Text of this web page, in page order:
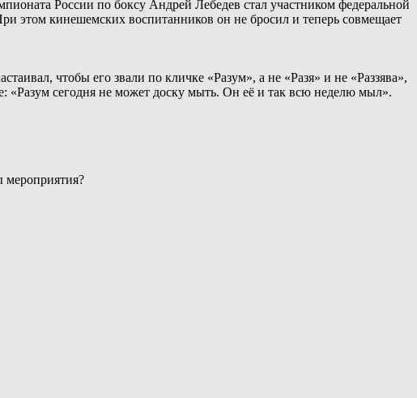
России по боксу Андрей Лебедев стал участником федеральной
этом кинешемских воспитанников он не бросил и теперь совмещает
чтобы его звали по кличке «Разум», а не «Разя» и не «Раззява»,
«Разум сегодня не может доску мыть. Он её и так всю неделю мыл».
мероприятия?